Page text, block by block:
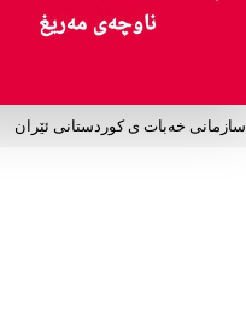
سازمانی خەبات ی کوردستانی ئێران